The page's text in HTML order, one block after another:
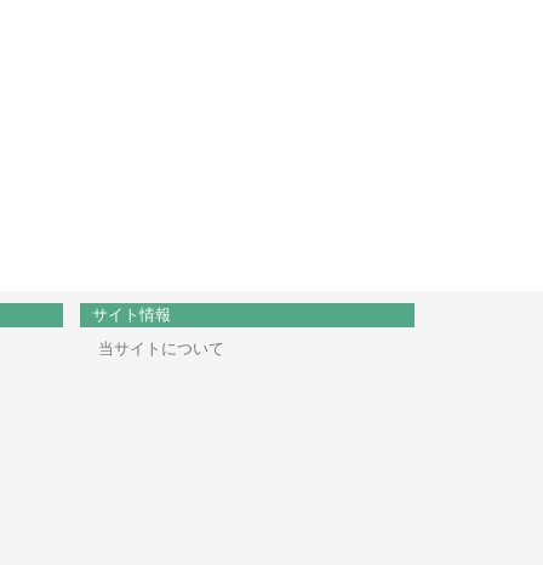
サイト情報
当サイトについて